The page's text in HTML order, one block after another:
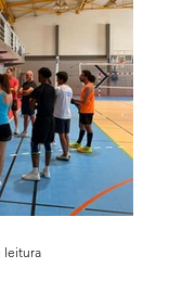
leitura